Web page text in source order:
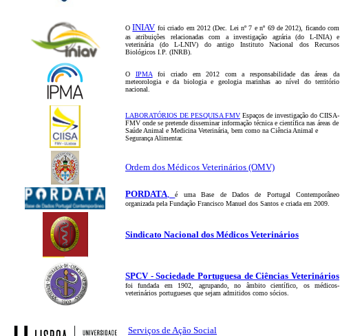
O INIAV foi criado em 2012 (Dec. Lei nº 7 e nº 69 de 2012), ficando com
as atribuições relacionadas com a investigação agrária (do L-INIA) e
veterinária (do L-LNIV) do antigo Instituto Nacional dos Recursos
Biológicos I.P. (INRB).
O IPMA foi criado em 2012 com a responsabilidade das áreas da
meteorologia e da biologia e geologia marinhas ao nível do território
nacional.
LABORATÓRIOS DE PESQUISA FMV Espaços de investigação do CIISA-
FMV onde se pretende disseminar informação técnica e científica nas áreas de
Saúde Animal e Medicina Veterinária, bem como na Ciência Animal e
Segurança Alimentar.
Ordem dos Médicos Veterinários (OMV)
PORDATA ,é uma Base de Dados de Portugal Contemporâneo
organizada pela Fundação Francisco Manuel dos Santos e criada em 2009.
Sindicato Nacional dos Médicos Veterinários
SPCV - Sociedade Portuguesa de Ciências Veterinários
foi fundada em 1902, agrupando, no âmbito científico, os médicos-
veterinários portugueses que sejam admitidos como sócios.
Serviços de Ação Social